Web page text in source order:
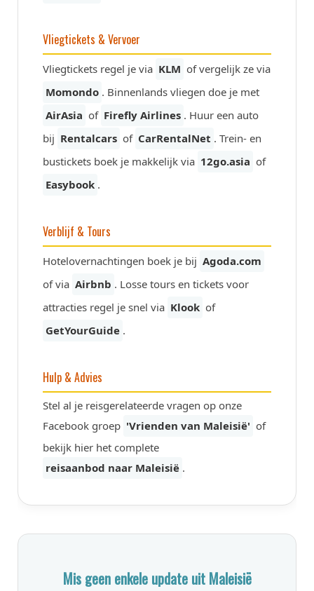
Vliegtickets & Vervoer
Vliegtickets regel je via KLM of vergelijk ze via
Momondo . Binnenlands vliegen doe je met
AirAsia of Firefly Airlines . Huur een auto
bij Rentalcars of CarRentalNet . Trein- en
bustickets boek je makkelijk via 12go.asia of
Easybook .
Verblijf & Tours
Hotelovernachtingen boek je bij Agoda.com
of via Airbnb . Losse tours en tickets voor
attracties regel je snel via Klook of
GetYourGuide .
Hulp & Advies
Stel al je reisgerelateerde vragen op onze
Facebook groep 'Vrienden van Maleisië' of
bekijk hier het complete
reisaanbod naar Maleisië .
Mis geen enkele update uit Maleisië